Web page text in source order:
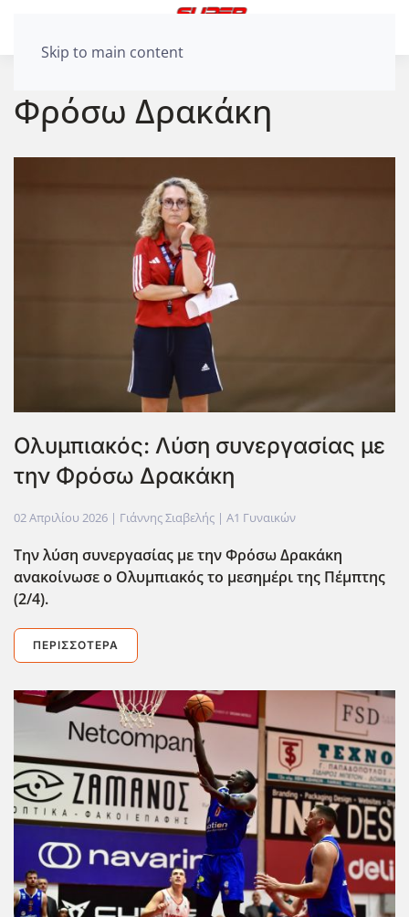
Skip to main content
Φρόσω Δρακάκη
Oλυμπιακός: Λύση συνεργασίας με
την Φρόσω Δρακάκη
02 Απριλίου 2026 | Γιάννης Σιαβελής | Α1 Γυναικών
Την λύση συνεργασίας με την Φρόσω Δρακάκη
ανακοίνωσε ο Ολυμπιακός το μεσημέρι της Πέμπτης
(2/4).
ΠΕΡΙΣΣΌΤΕΡΑ